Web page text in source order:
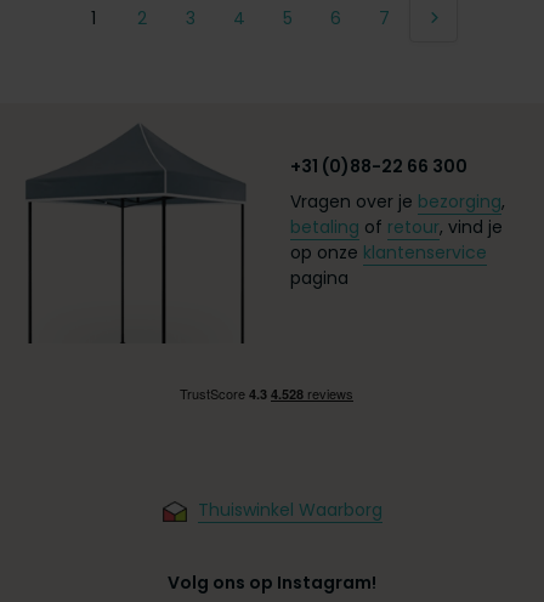
1 2 3 4 5 6 7
+31 (0)88-22 66 300
Vragen over je bezorging,
betaling of retour, vind je
op onze klantenservice
pagina
Thuiswinkel Waarborg
Volg ons op Instagram!